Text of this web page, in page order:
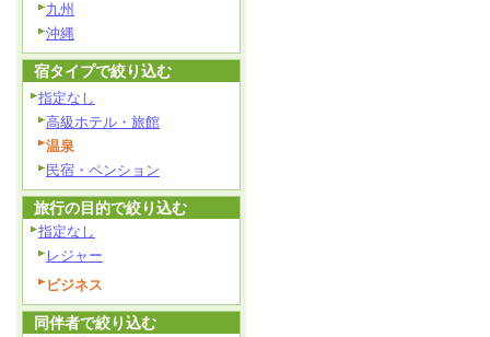
九州
沖縄
宿タイプで絞り込む
指定なし
高級ホテル・旅館
温泉
民宿・ペンション
旅行の目的で絞り込む
指定なし
レジャー
ビジネス
同伴者で絞り込む